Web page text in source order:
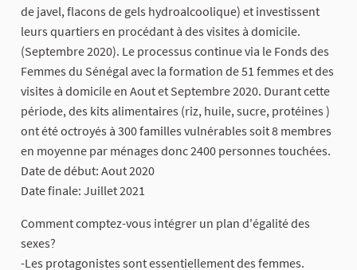
de javel, flacons de gels hydroalcoolique) et investissent
leurs quartiers en procédant à des visites à domicile.
(Septembre 2020). Le processus continue via le Fonds des
Femmes du Sénégal avec la formation de 51 femmes et des
visites à domicile en Aout et Septembre 2020. Durant cette
période, des kits alimentaires (riz, huile, sucre, protéines )
ont été octroyés à 300 familles vulnérables soit 8 membres
en moyenne par ménages donc 2400 personnes touchées.
Date de début: Aout 2020
Date finale: Juillet 2021
Comment comptez-vous intégrer un plan d'égalité des
sexes?
-Les protagonistes sont essentiellement des femmes.